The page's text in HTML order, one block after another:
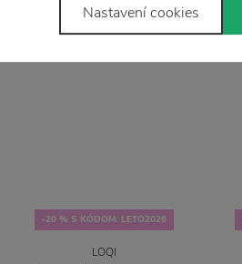
-20 % S KÓDOM: LETO2026
LOQI
Nastavení cookies